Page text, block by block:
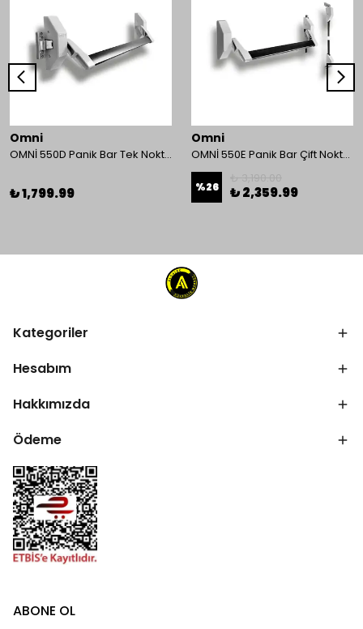
Omni
OMNİ 550D Panik Bar Tek Nokta Yüzey Tip
₺ 1,799.99
Omni
OMNİ 550E Panik Bar Çift Nokta Yüzey Tip
%26 ₺ 2,359.99
Kategoriler
Hesabım
Hakkımızda
Ödeme
ABONE OL